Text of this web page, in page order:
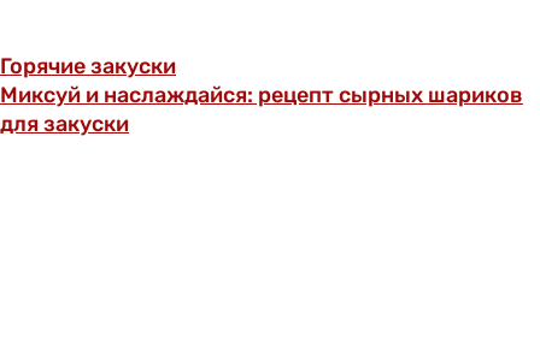
Горячие закуски
Миксуй и наслаждайся: рецепт сырных шариков
для закуски